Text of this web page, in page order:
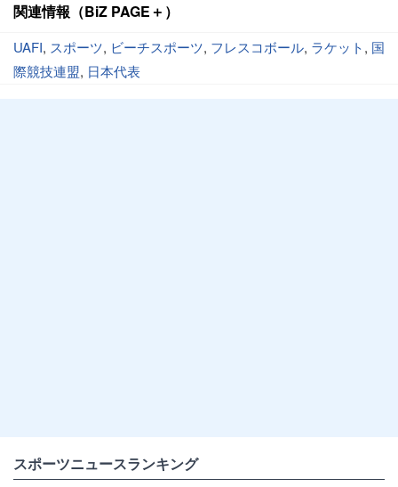
関連情報（BiZ PAGE＋）
UAFI, スポーツ, ビーチスポーツ, フレスコボール, ラケット, 国
際競技連盟, 日本代表
スポーツニュースランキング